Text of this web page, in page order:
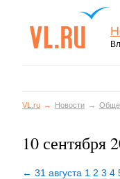
VL.ru Новости
10 сентября
← 31 августа 1 2 3 4